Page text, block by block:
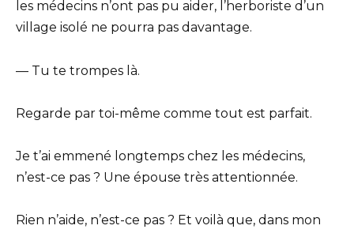
les médecins n’ont pas pu aider, l’herboriste d’un
village isolé ne pourra pas davantage.
— Tu te trompes là.
Regarde par toi-même comme tout est parfait.
Je t’ai emmené longtemps chez les médecins,
n’est-ce pas ? Une épouse très attentionnée.
Rien n’aide, n’est-ce pas ? Et voilà que, dans mon